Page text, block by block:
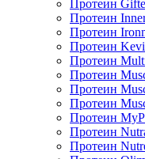
Протеин
Протеин
Протеин
Протеин
Протеин
Протеин
Протеин
Протеин
Протеин
Протеин
Протеин